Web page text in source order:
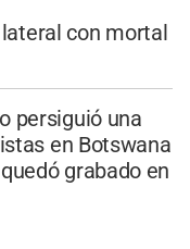
con mortal
persiguió una
en Botswana
grabado en